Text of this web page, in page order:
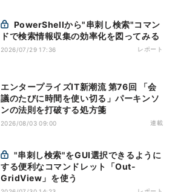
ドで検索情報収集の効率化を図ってみる
2026/07/29 17:36 レポート
エンタープライズIT新潮流 第76回 「会
議のたびに時間を使い切る」パーキンソ
ンの法則を打破する処方箋
2026/08/03 09:00 連載
する便利なコマンドレット「Out-
GridView」を使う